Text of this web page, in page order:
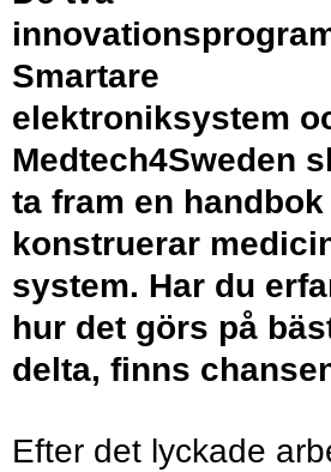
Smartare
elektroniksystem
Medtech4Sweden
ta fram en
konstruerar
system. Har du
hur det görs på
delta, finns
Efter det lyckade